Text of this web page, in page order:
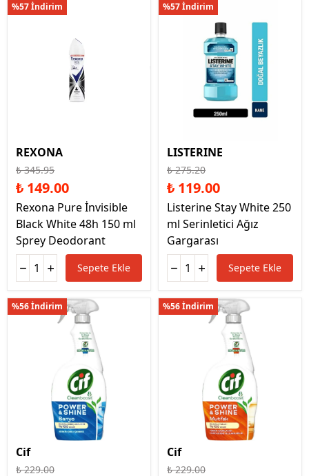
%57 İndirim
REXONA
₺ 345.95
₺ 149.00
Rexona Pure İnvisible
Black White 48h 150 ml
Sprey Deodorant
Sepete Ekle
%57 İndirim
LISTERINE
₺ 275.20
₺ 119.00
Listerine Stay White 250
ml Serinletici Ağız
Gargarası
Sepete Ekle
%56 İndirim
Cif
₺ 229.00
%56 İndirim
Cif
₺ 229.00